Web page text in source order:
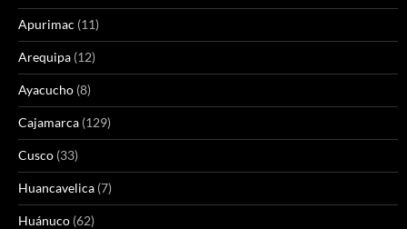
Apurimac (11)
Arequipa (12)
Ayacucho (8)
Cajamarca (129)
Cusco (33)
Huancavelica (7)
Huánuco (62)